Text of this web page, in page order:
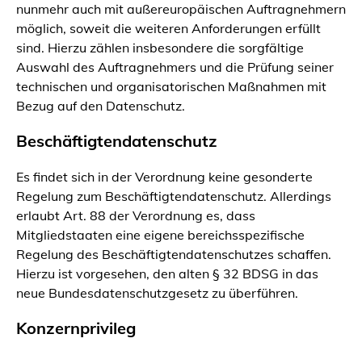
nunmehr auch mit außereuropäischen Auftragnehmern
möglich, soweit die weiteren Anforderungen erfüllt
sind. Hierzu zählen insbesondere die sorgfältige
Auswahl des Auftragnehmers und die Prüfung seiner
technischen und organisatorischen Maßnahmen mit
Bezug auf den Datenschutz.
Beschäftigtendatenschutz
Es findet sich in der Verordnung keine gesonderte
Regelung zum Beschäftigtendatenschutz. Allerdings
erlaubt Art. 88 der Verordnung es, dass
Mitgliedstaaten eine eigene bereichsspezifische
Regelung des Beschäftigtendatenschutzes schaffen.
Hierzu ist vorgesehen, den alten § 32 BDSG in das
neue Bundesdatenschutzgesetz zu überführen.
Konzernprivileg